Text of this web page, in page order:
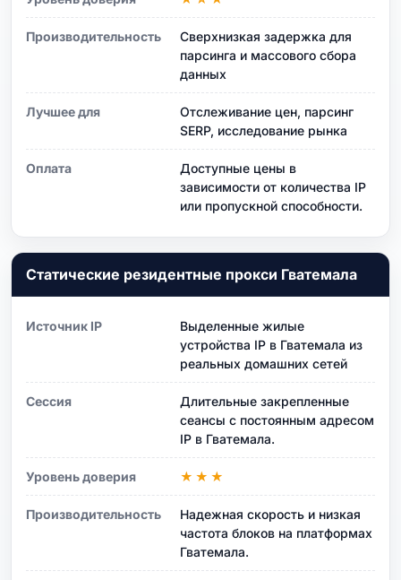
Производительность
Сверхнизкая задержка для
парсинга и массового сбора
данных
Лучшее для
Отслеживание цен, парсинг
SERP, исследование рынка
Оплата
Доступные цены в
зависимости от количества IP
или пропускной способности.
Статические резидентные прокси Гватемала
Источник IP
Выделенные жилые
устройства IP в Гватемала из
реальных домашних сетей
Сессия
Длительные закрепленные
сеансы с постоянным адресом
IP в Гватемала.
Уровень доверия ★★★
Производительность
Надежная скорость и низкая
частота блоков на платформах
Гватемала.